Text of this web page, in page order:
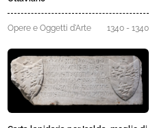
Opere e Oggetti d'Arte 1340 - 1340